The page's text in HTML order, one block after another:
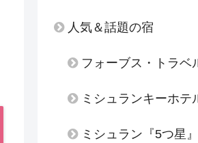
人気＆話題の宿
フォーブス・トラベ
ミシュランキーホテ
ミシュラン『5つ星